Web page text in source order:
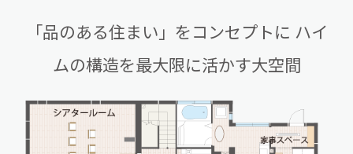
「品のある住まい」をコンセプトに ハイ
ムの構造を最大限に活かす大空間